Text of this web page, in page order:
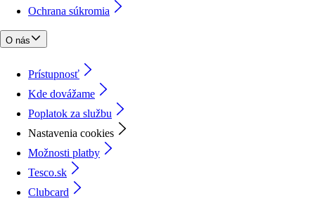
Ochrana súkromia
O nás
Prístupnosť
Kde dovážame
Poplatok za službu
Nastavenia cookies
Možnosti platby
Tesco.sk
Clubcard